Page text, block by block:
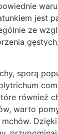
jest
ze
sporą
również
warto